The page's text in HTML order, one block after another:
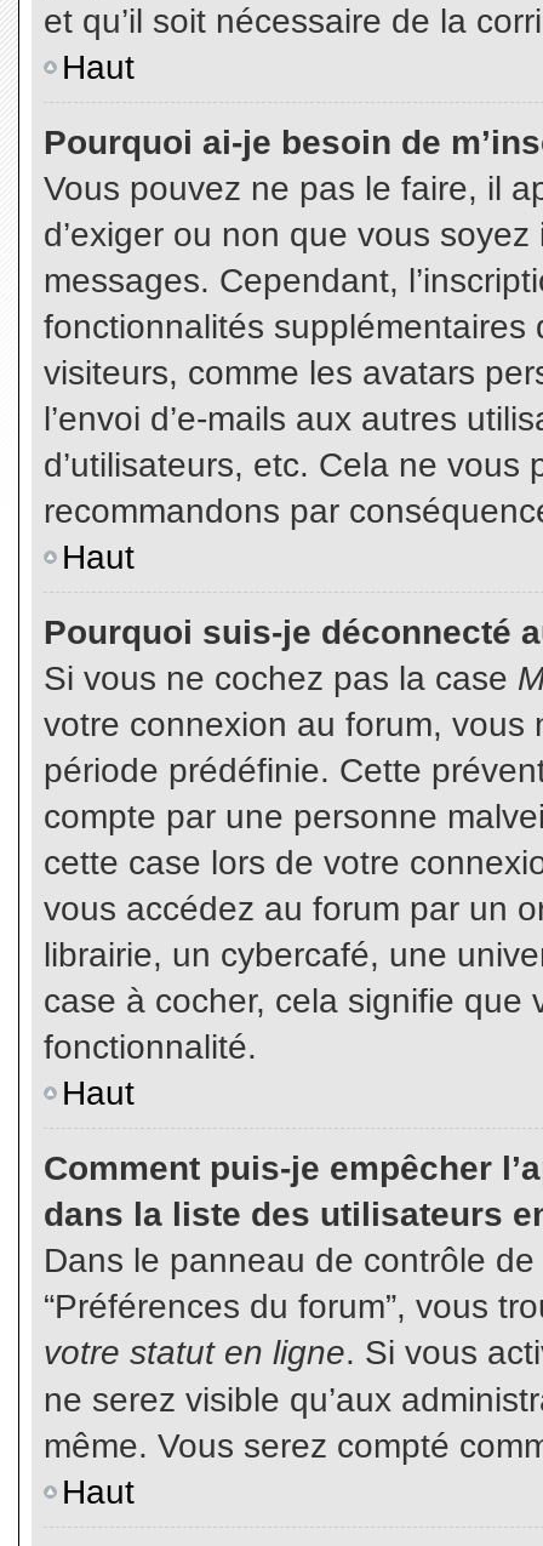
et qu’il soit nécessaire de la
Haut
Pourquoi ai-je besoin de
Vous pouvez ne pas le faire, il
d’exiger ou non que vous
messages. Cependant,
fonctionnalités
visiteurs, comme les avatars
l’envoi d’e-mails aux autres
d’utilisateurs, etc. Cela ne vous
recommandons par
Haut
Pourquoi suis-je déconnecté
Si vous ne cochez pas la case
votre connexion au forum,
période prédéfinie. Cette
compte par une personne
cette case lors de votre
vous accédez au forum par un
librairie, un cybercafé, une
case à cocher, cela signifie que
fonctionnalité.
Haut
Comment puis-je empêcher
dans la liste des utilisateurs
Dans le panneau de contrôle
“Préférences du forum”, vous
votre statut en ligne. Si vous
ne serez visible qu’aux
même. Vous serez compté
Haut